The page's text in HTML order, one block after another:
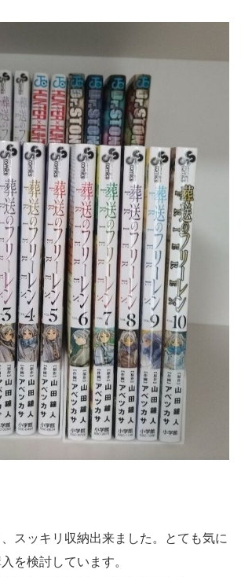
スッキリ収納出来ました。とても気に
を検討しています。